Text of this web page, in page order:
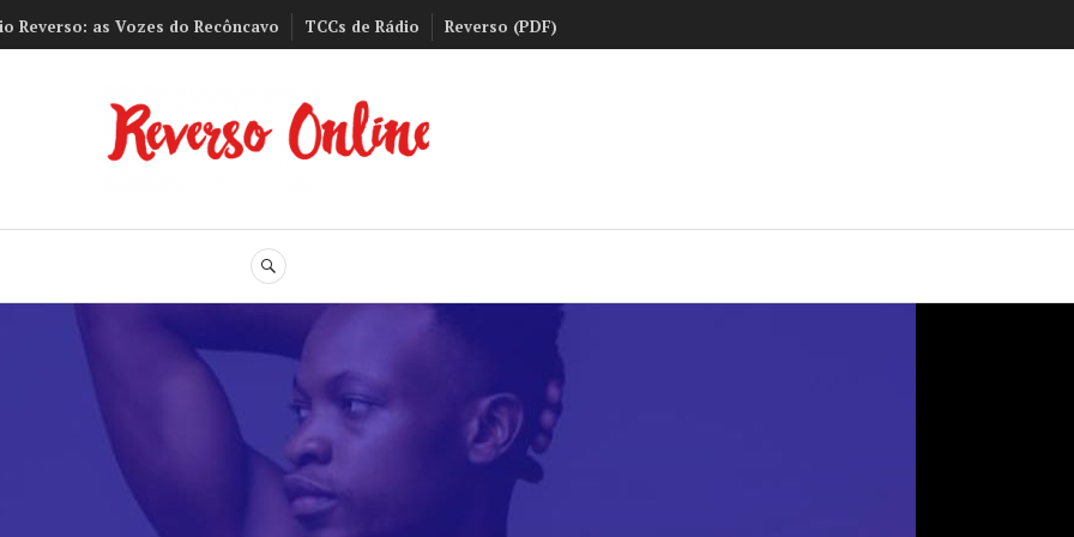
Reverso: as Vozes do Recôncavo TCCs de Rádio Reverso (PDF)
Reverso Online
BUSCA